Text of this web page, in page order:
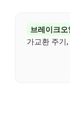
브레이크오
가교환 주기